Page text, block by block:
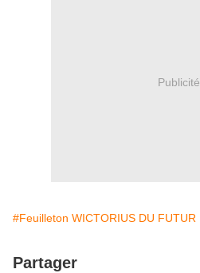
Publicité
#Feuilleton WICTORIUS DU FUTUR
Partager